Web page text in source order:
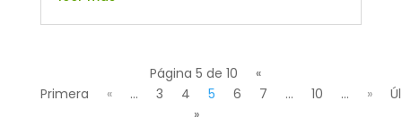
Página 5 de 10
«
Primera
« ... 3 4 5 6 7 ... 10 ... »
»